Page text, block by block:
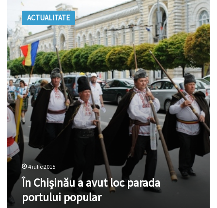
Chișinău
avut
loc
parada
portului
popular
ACTUALITATE
4 iulie 2015
În Chișinău a avut loc parada
portului popular